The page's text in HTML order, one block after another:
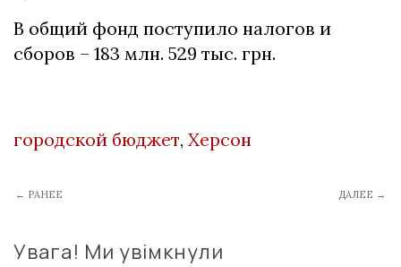
В общий фонд поступило налогов и
сборов – 183 млн. 529 тыс. грн.
городской бюджет, Херсон
← РАНЕЕ ДАЛЕЕ →
Увага! Ми увімкнули